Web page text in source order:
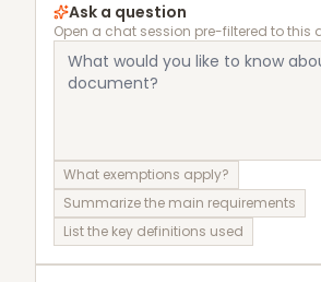
Ask a question
Open a chat session pre-filtered to this
What exemptions apply?
Summarize the main requirements
List the key definitions used